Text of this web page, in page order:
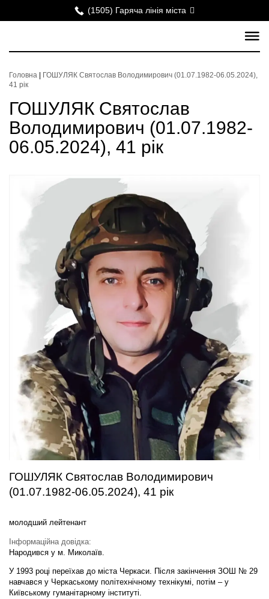
(1505) Гаряча лінія міста
Головна
ГОШУЛЯК Святослав Володимирович (01.07.1982-06.05.2024),
41 рік
ГОШУЛЯК Святослав
Володимирович (01.07.1982-
06.05.2024), 41 рік
ГОШУЛЯК Святослав Володимирович
(01.07.1982-06.05.2024), 41 рік
молодший лейтенант
Інформаційна довідка:
Народився у м. Миколаїв.
У 1993 році переїхав до міста Черкаси. Після закінчення ЗОШ № 29
навчався у Черкаському політехнічному технікумі, потім – у
Київському гуманітарному інституті.